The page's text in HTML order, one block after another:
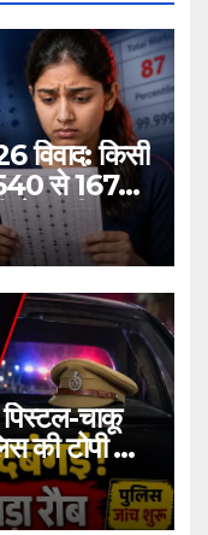
किसी
से 167
चेतावनी
चाकू
की टोपी से